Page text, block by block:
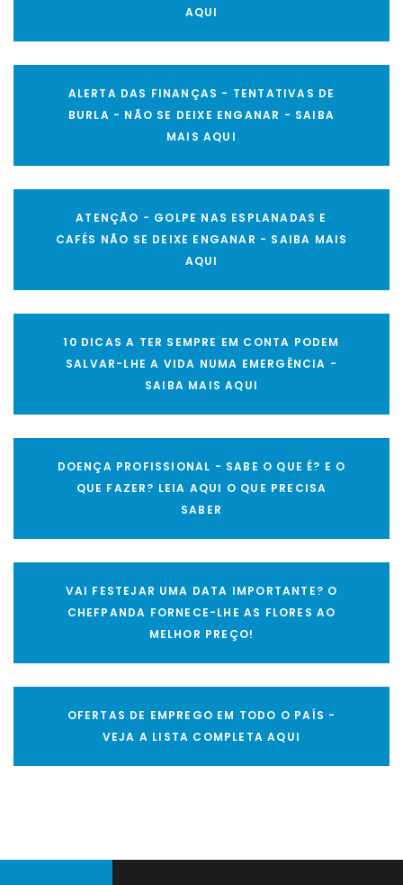
AQUI
ALERTA DAS FINANÇAS - TENTATIVAS DE
BURLA - NÃO SE DEIXE ENGANAR - SAIBA
MAIS AQUI
ATENÇÃO - GOLPE NAS ESPLANADAS E
CAFÉS NÃO SE DEIXE ENGANAR - SAIBA MAIS
AQUI
10 DICAS A TER SEMPRE EM CONTA PODEM
SALVAR-LHE A VIDA NUMA EMERGÊNCIA -
SAIBA MAIS AQUI
DOENÇA PROFISSIONAL - SABE O QUE É? E O
QUE FAZER? LEIA AQUI O QUE PRECISA
SABER
VAI FESTEJAR UMA DATA IMPORTANTE? O
CHEFPANDA FORNECE-LHE AS FLORES AO
MELHOR PREÇO!
OFERTAS DE EMPREGO EM TODO O PAÍS -
VEJA A LISTA COMPLETA AQUI